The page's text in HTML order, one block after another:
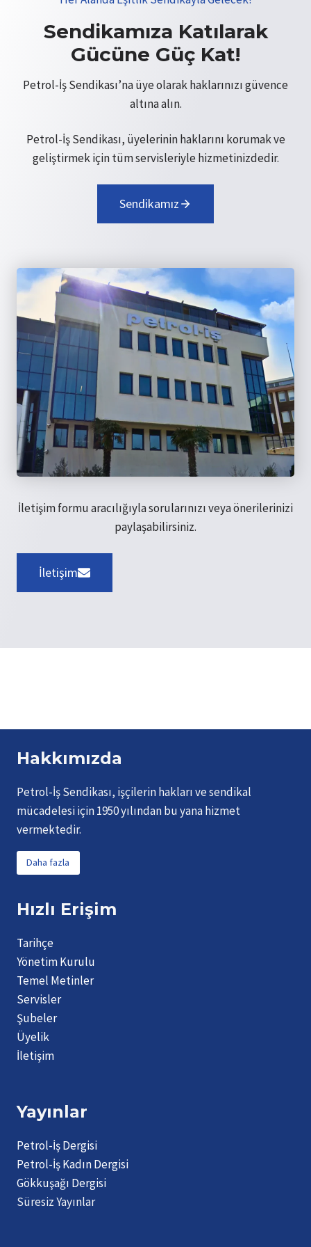
Sendikamıza Katılarak
Gücüne Güç Kat!
Petrol-İş Sendikası’na üye olarak haklarınızı güvence
altına alın.
Petrol-İş Sendikası, üyelerinin haklarını korumak ve
geliştirmek için tüm servisleriyle hizmetinizdedir.
Sendikamız
İletişim formu aracılığıyla sorularınızı veya önerilerinizi
paylaşabilirsiniz.
İletişim
Hakkımızda
Petrol-İş Sendikası, işçilerin hakları ve sendikal
mücadelesi için 1950 yılından bu yana hizmet
vermektedir.
Daha fazla
Hızlı Erişim
Tarihçe
Yönetim Kurulu
Temel Metinler
Servisler
Şubeler
Üyelik
İletişim
Yayınlar
Petrol-İş Dergisi
Petrol-İş Kadın Dergisi
Gökkuşağı Dergisi
Süresiz Yayınlar